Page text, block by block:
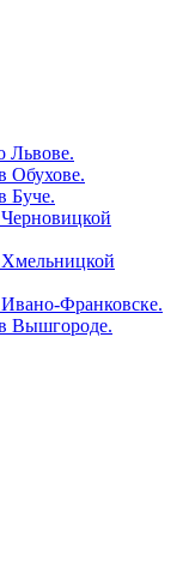
Львове.
Обухове.
Буче.
Хмельницкой
Франковске.
Вышгороде.